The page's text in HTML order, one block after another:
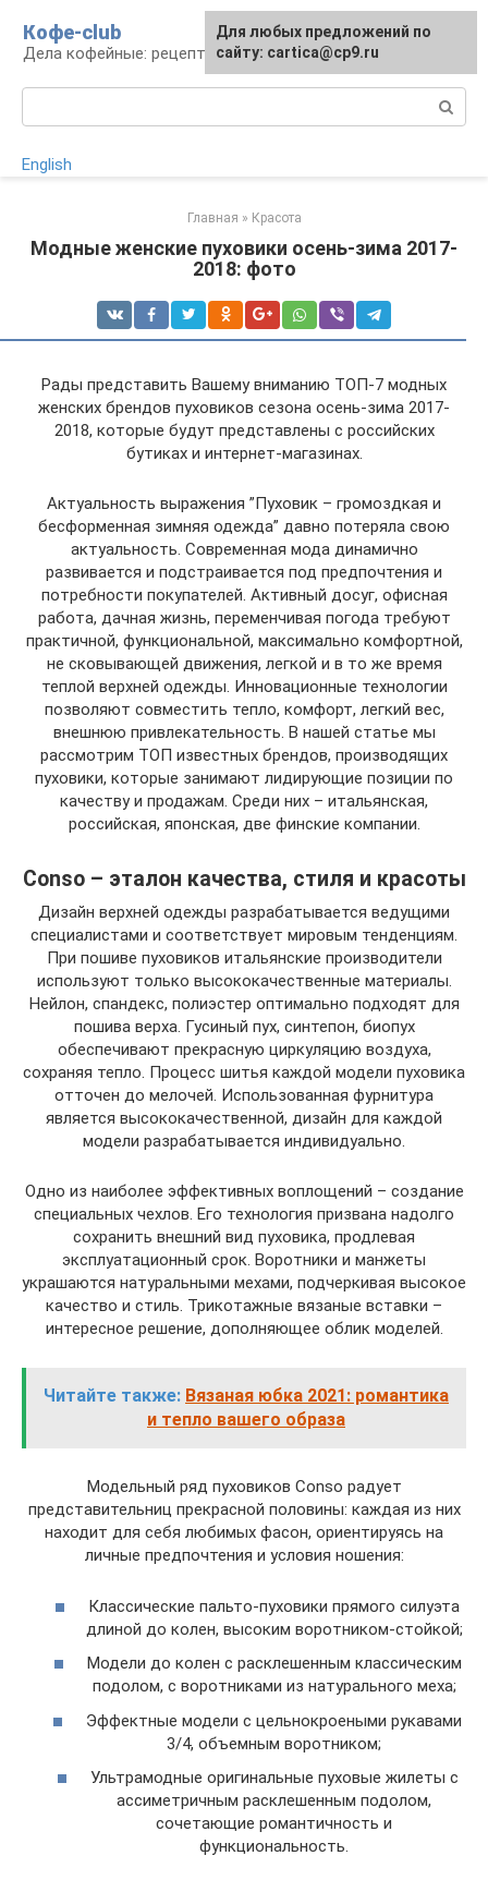
контенту
Кофе-club
Дела кофейные: рецепты и приготовление
English
Главная » Красота
Модные женские пуховики осень-зима 2017-
2018: фото
Рады представить Вашему вниманию ТОП-7 модных
женских брендов пуховиков сезона осень-зима 2017-
2018, которые будут представлены с российских
бутиках и интернет-магазинах.
Актуальность выражения ”Пуховик – громоздкая и
бесформенная зимняя одежда” давно потеряла свою
актуальность. Современная мода динамично
развивается и подстраивается под предпочтения и
потребности покупателей. Активный досуг, офисная
работа, дачная жизнь, переменчивая погода требуют
практичной, функциональной, максимально комфортной,
не сковывающей движения, легкой и в то же время
теплой верхней одежды. Инновационные технологии
позволяют совместить тепло, комфорт, легкий вес,
внешнюю привлекательность. В нашей статье мы
рассмотрим ТОП известных брендов, производящих
пуховики, которые занимают лидирующие позиции по
качеству и продажам. Среди них – итальянская,
российская, японская, две финские компании.
Conso – эталон качества, стиля и красоты
Дизайн верхней одежды разрабатывается ведущими
специалистами и соответствует мировым тенденциям.
При пошиве пуховиков итальянские производители
используют только высококачественные материалы.
Нейлон, спандекс, полиэстер оптимально подходят для
пошива верха. Гусиный пух, синтепон, биопух
обеспечивают прекрасную циркуляцию воздуха,
сохраняя тепло. Процесс шитья каждой модели пуховика
отточен до мелочей. Использованная фурнитура
является высококачественной, дизайн для каждой
модели разрабатывается индивидуально.
Одно из наиболее эффективных воплощений – создание
специальных чехлов. Его технология призвана надолго
сохранить внешний вид пуховика, продлевая
эксплуатационный срок. Воротники и манжеты
украшаются натуральными мехами, подчеркивая высокое
качество и стиль. Трикотажные вязаные вставки –
интересное решение, дополняющее облик моделей.
Читайте также: Вязаная юбка 2021: романтика
и тепло вашего образа
Модельный ряд пуховиков Conso радует
представительниц прекрасной половины: каждая из них
находит для себя любимых фасон, ориентируясь на
личные предпочтения и условия ношения:
Классические пальто-пуховики прямого силуэта
длиной до колен, высоким воротником-стойкой;
Модели до колен с расклешенным классическим
подолом, с воротниками из натурального меха;
Эффектные модели с цельнокроеными рукавами
3/4, объемным воротником;
Ультрамодные оригинальные пуховые жилеты с
ассиметричным расклешенным подолом,
сочетающие романтичность и
функциональность.
Для любых предложений по
сайту: cartica@cp9.ru